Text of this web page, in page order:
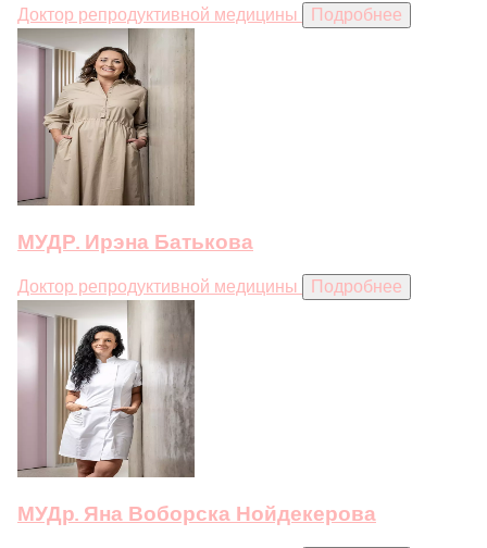
Доктор репродуктивной медицины Подробнее
МУДР. Ирэна Батькова
Доктор репродуктивной медицины Подробнее
МУДр. Яна Воборска Нойдекерова